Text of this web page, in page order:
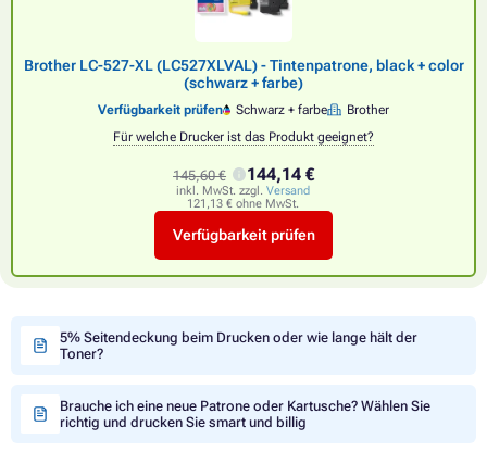
Brother LC-527-XL (LC527XLVAL) - Tintenpatrone, black + color
(schwarz + farbe)
Verfügbarkeit prüfen Schwarz + farbe
Brother
Für welche Drucker ist das Produkt geeignet?
145,60 € 144,14 €
inkl. MwSt. zzgl.Versand
121,13 € ohne MwSt.
Verfügbarkeit prüfen
5% Seitendeckung beim Drucken oder wie lange hält der
Toner?
Brauche ich eine neue Patrone oder Kartusche? Wählen Sie
richtig und drucken Sie smart und billig